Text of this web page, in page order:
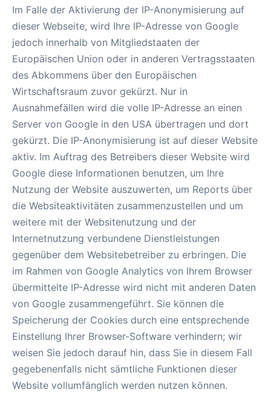
Im Falle der Aktivierung der IP-Anonymisierung auf
dieser Webseite, wird Ihre IP-Adresse von Google
jedoch innerhalb von Mitgliedstaaten der
Europäischen Union oder in anderen Vertragsstaaten
des Abkommens über den Europäischen
Wirtschaftsraum zuvor gekürzt. Nur in
Ausnahmefällen wird die volle IP-Adresse an einen
Server von Google in den USA übertragen und dort
gekürzt. Die IP-Anonymisierung ist auf dieser Website
aktiv. Im Auftrag des Betreibers dieser Website wird
Google diese Informationen benutzen, um Ihre
Nutzung der Website auszuwerten, um Reports über
die Websiteaktivitäten zusammenzustellen und um
weitere mit der Websitenutzung und der
Internetnutzung verbundene Dienstleistungen
gegenüber dem Websitebetreiber zu erbringen. Die
im Rahmen von Google Analytics von Ihrem Browser
übermittelte IP-Adresse wird nicht mit anderen Daten
von Google zusammengeführt. Sie können die
Speicherung der Cookies durch eine entsprechende
Einstellung Ihrer Browser-Software verhindern; wir
weisen Sie jedoch darauf hin, dass Sie in diesem Fall
gegebenenfalls nicht sämtliche Funktionen dieser
Website vollumfänglich werden nutzen können.